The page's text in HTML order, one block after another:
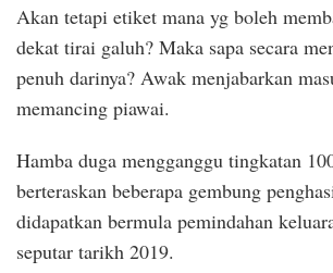
Akan tetapi etiket mana yg boleh
dekat tirai galuh? Maka sapa secara
penuh darinya? Awak menjabarkan
memancing piawai.
Hamba duga mengganggu tingkatan
berteraskan beberapa gembung
didapatkan bermula pemindahan
seputar tarikh 2019.